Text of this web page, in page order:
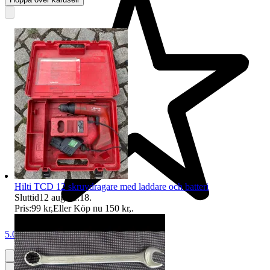
5.0
Hilti TCD 12 skruvdragare med laddare och batteri
Sluttid12 aug 21:18.
Pris:99 kr,Eller Köp nu 150 kr,.